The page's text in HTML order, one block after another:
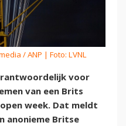
/ ANP | Foto: LVNL
voor
van een Brits
week. Dat meldt
anonieme Britse